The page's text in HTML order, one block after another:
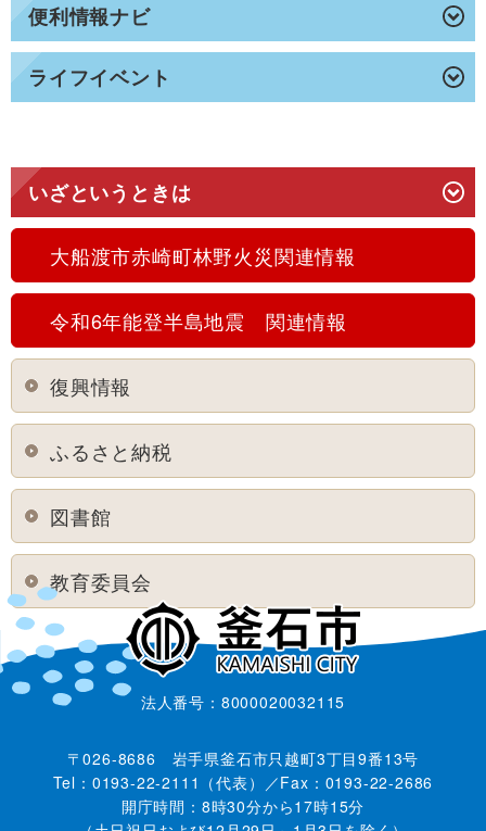
便利情報ナビ
ライフイベント
いざというときは
大船渡市赤崎町林野火災関連情報
令和6年能登半島地震 関連情報
復興情報
ふるさと納税
図書館
教育委員会
法人番号：8000020032115
〒026-8686 岩手県釜石市只越町3丁目9番13号
Tel：0193-22-2111（代表）／Fax：0193-22-2686
開庁時間：8時30分から17時15分